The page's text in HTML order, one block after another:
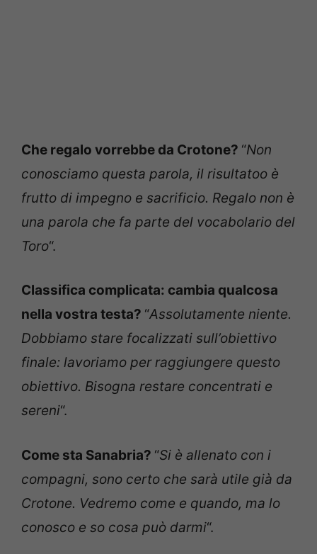
Che regalo vorrebbe da Crotone? “Non
conosciamo questa parola, il risultatoo è
frutto di impegno e sacrificio. Regalo non è
una parola che fa parte del vocabolario del
Toro“.
Classifica complicata: cambia qualcosa
nella vostra testa? “Assolutamente niente.
Dobbiamo stare focalizzati sull’obiettivo
finale: lavoriamo per raggiungere questo
obiettivo. Bisogna restare concentrati e
sereni“.
Come sta Sanabria? “Si è allenato con i
compagni, sono certo che sarà utile già da
Crotone. Vedremo come e quando, ma lo
conosco e so cosa può darmi“.